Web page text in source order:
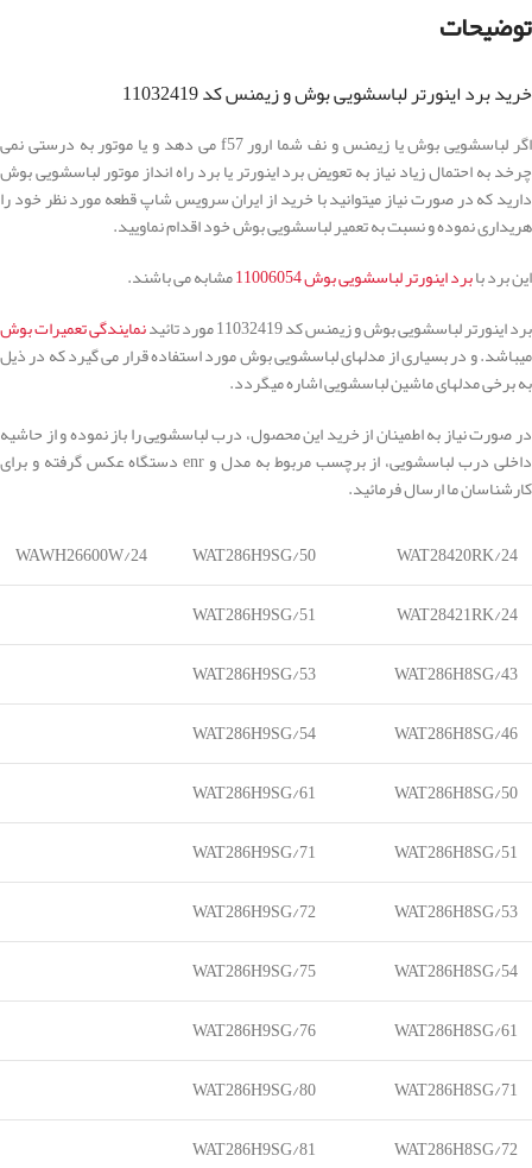
توضیحات
خرید برد اینورتر لباسشویی بوش و زیمنس کد 11032419
اگر لباسشویی بوش یا زیمنس و نف شما ارور f57 می دهد و یا موتور به درستی نمی
چرخد به احتمال زیاد نیاز به تعویض برد اینورتر یا برد راه انداز موتور لباسشویی بوش
دارید که در صورت نیاز میتوانید با خرید از ایران سرویس شاپ قطعه مورد نظر خود را
هریداری نموده و نسبت به تعمیر لباسشویی بوش خود اقدام نماویید.
این برد بابرد اینورتر لباسشویی بوش 11006054
مشابه می باشند.
برد اینورتر لباسشویی بوش و زیمنس کد 11032419 مورد تائید
نمایندگی تعمیرات بوش
میباشد. و در بسیاری از مدلهای لباسشویی بوش مورد استفاده قرار می گیرد که در ذیل
به برخی مدلهای ماشین لباسشویی اشاره میگردد.
در صورت نیاز به اطمینان از خرید این محصول، درب لباسشویی را باز نموده و از حاشیه
داخلی درب لباسشویی، از برچسب مربوط به مدل و enr دستگاه عکس گرفته و برای
کارشناسان ما ارسال فرمائید.
WAT28420RK/24
WAT286H9SG/50
WAWH26600W/24
WAT28421RK/24
WAT286H9SG/51
WAT286H8SG/43
WAT286H9SG/53
WAT286H8SG/46
WAT286H9SG/54
WAT286H8SG/50
WAT286H9SG/61
WAT286H8SG/51
WAT286H9SG/71
WAT286H8SG/53
WAT286H9SG/72
WAT286H8SG/54
WAT286H9SG/75
WAT286H8SG/61
WAT286H9SG/76
WAT286H8SG/71
WAT286H9SG/80
WAT286H8SG/72
WAT286H9SG/81